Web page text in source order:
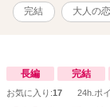
戴く』 エブリスタ
完結 大人の恋
長編 完結
お気に入り:17 24h.ポ